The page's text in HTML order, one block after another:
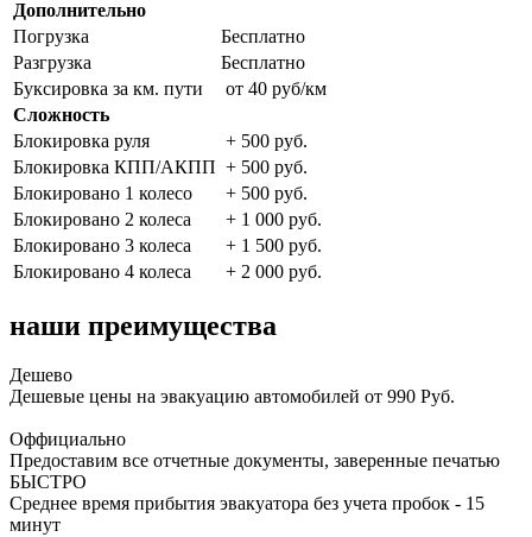
Дополнительно
Погрузка
Бесплатно
Разгрузка
Бесплатно
Буксировка за км. пути
от 40 руб/км
Сложность
Блокировка руля
+ 500 руб.
Блокировка КПП/АКПП + 500 руб.
Блокировано 1 колесо
+ 500 руб.
Блокировано 2 колеса
+ 1 000 руб.
Блокировано 3 колеса
+ 1 500 руб.
Блокировано 4 колеса
+ 2 000 руб.
наши преимущества
Дешево
Дешевые цены на эвакуацию автомобилей от 990 Руб.
Оффициально
Предоставим все отчетные документы, заверенные печатью
БЫСТРО
Среднее время прибытия эвакуатора без учета пробок - 15
минут